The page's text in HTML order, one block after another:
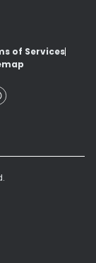
of Services